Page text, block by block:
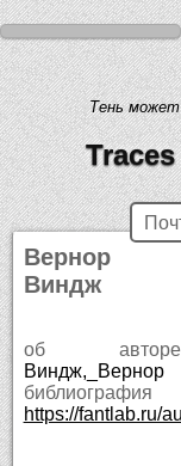
Тень может
Вернор
Виндж
об
Виндж,_Вернор
библиография
https://fantlab.ru/